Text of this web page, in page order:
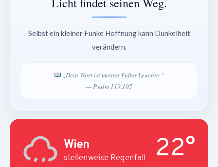
Selbst ein kleiner Funke Hoffnung kann Dunkelheit
verändern.
„Dein Wort ist meines Fußes Leuchte.“
— Psalm 119,105
Wien
stellenweise Regenfall 22°